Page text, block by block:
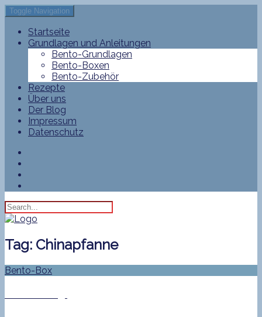
Toggle Navigation
Startseite
Grundlagen und Anleitungen
Bento-Grundlagen
Bento-Boxen
Bento-Zubehör
Rezepte
Über uns
Der Blog
Impressum
Datenschutz
Tag: Chinapfanne
Bento-Box